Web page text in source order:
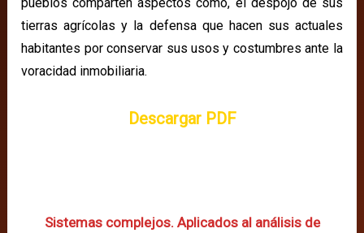
tierras agrícolas y la defensa que hacen sus actuales
habitantes por conservar sus usos y costumbres ante la
voracidad inmobiliaria.
Descargar PDF
Sistemas complejos. Aplicados al análisis de